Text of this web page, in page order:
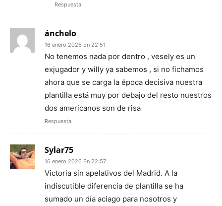
Respuesta
ánchelo
16 enero 2026 En 22:51
No tenemos nada por dentro , vesely es un
exjugador y willy ya sabemos , si no fichamos
ahora que se carga la época decisiva nuestra
plantilla está muy por debajo del resto nuestros
dos americanos son de risa
Respuesta
Sylar75
16 enero 2026 En 22:57
Victoria sin apelativos del Madrid. A la
indiscutible diferencia de plantilla se ha
sumado un día aciago para nosotros y